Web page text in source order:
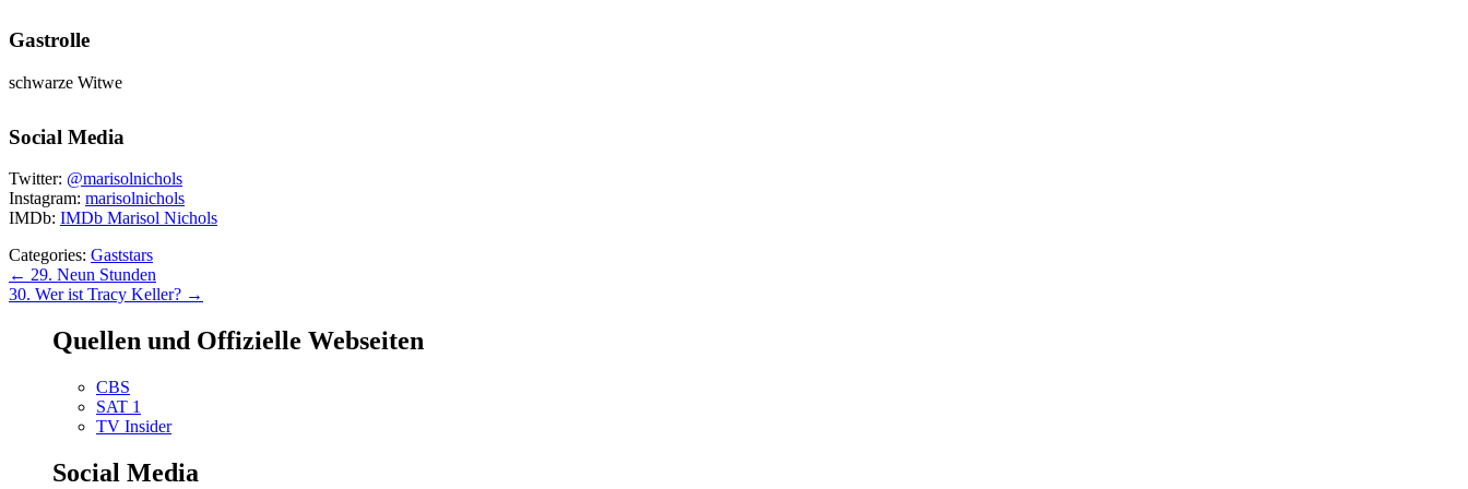
Gastrolle
schwarze Witwe
Social Media
Twitter: @marisolnichols
Instagram: marisolnichols
IMDb: IMDb Marisol Nichols
Categories: Gaststars
Beitragsnavigation
← 29. Neun Stunden
30. Wer ist Tracy Keller? →
Quellen und Offizielle Webseiten
CBS
SAT 1
TV Insider
Social Media